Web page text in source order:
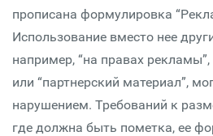
прописана формулировка
Использование вместо нее
например, “на правах рекламы”,
или “партнерский материал”,
нарушением. Требований к
где должна быть пометка, ее